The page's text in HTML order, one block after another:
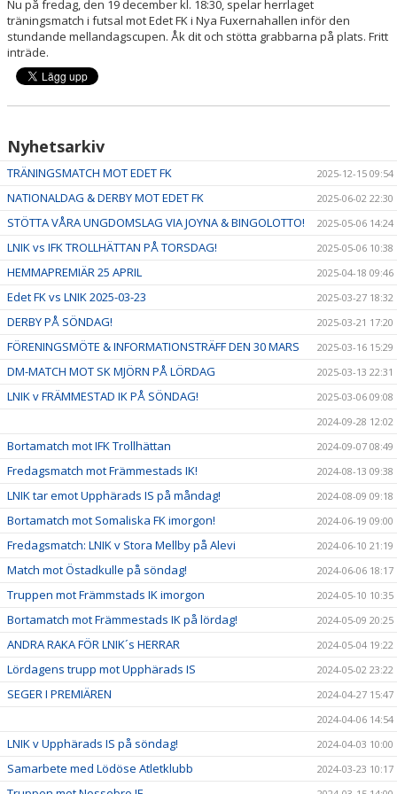
Nu på fredag, den 19 december kl. 18:30, spelar herrlaget
träningsmatch i futsal mot Edet FK i Nya Fuxernahallen inför den
stundande mellandagscupen. Åk dit och stötta grabbarna på plats. Fritt
inträde.
Nyhetsarkiv
TRÄNINGSMATCH MOT EDET FK 2025-12-15 09:54
NATIONALDAG & DERBY MOT EDET FK 2025-06-02 22:30
STÖTTA VÅRA UNGDOMSLAG VIA JOYNA & BINGOLOTTO! 2025-05-06 14:24
LNIK vs IFK TROLLHÄTTAN PÅ TORSDAG! 2025-05-06 10:38
HEMMAPREMIÄR 25 APRIL 2025-04-18 09:46
Edet FK vs LNIK 2025-03-23 2025-03-27 18:32
DERBY PÅ SÖNDAG! 2025-03-21 17:20
FÖRENINGSMÖTE & INFORMATIONSTRÄFF DEN 30 MARS 2025-03-16 15:29
DM-MATCH MOT SK MJÖRN PÅ LÖRDAG 2025-03-13 22:31
LNIK v FRÄMMESTAD IK PÅ SÖNDAG!
2025-03-06 09:08
2024-09-28 12:02
Bortamatch mot IFK Trollhättan 2024-09-07 08:49
Fredagsmatch mot Främmestads IK! 2024-08-13 09:38
LNIK tar emot Upphärads IS på måndag! 2024-08-09 09:18
Bortamatch mot Somaliska FK imorgon! 2024-06-19 09:00
Fredagsmatch: LNIK v Stora Mellby på Alevi 2024-06-10 21:19
Match mot Östadkulle på söndag! 2024-06-06 18:17
Truppen mot Främmstads IK imorgon 2024-05-10 10:35
Bortamatch mot Främmestads IK på lördag! 2024-05-09 20:25
ANDRA RAKA FÖR LNIK´s HERRAR 2024-05-04 19:22
Lördagens trupp mot Upphärads IS 2024-05-02 23:22
SEGER I PREMIÄREN
2024-04-27 15:47
2024-04-06 14:54
LNIK v Upphärads IS på söndag! 2024-04-03 10:00
Samarbete med Lödöse Atletklubb 2024-03-23 10:17